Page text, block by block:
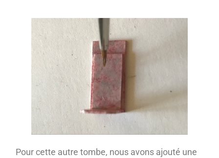
Pour cette autre tombe, nous avons ajouté une